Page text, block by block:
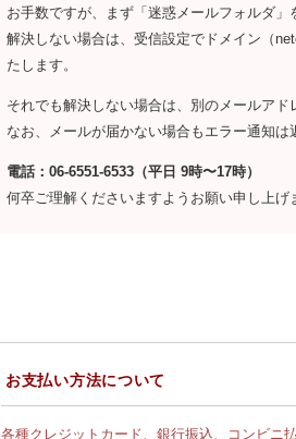
お手数ですが、まず「迷惑メールフォルダ」
解決しない場合は、受信設定でドメイン（
たします。
それでも解決しない場合は、別のメールア
なお、メールが届かない場合もエラー通知
電話：06-6551-6533（平日 9時〜17時）
何卒ご理解くださいますようお願い申し上げ
お支払い方法について
各種クレジットカード、銀行振込、コンビニ